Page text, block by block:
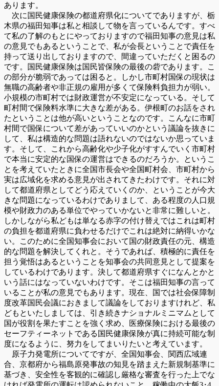
あります。
次に国民健康保険の都道府県化についてでありますが、栃
木県の福田知事は私と相談して物を言っているんです。すべ
て私の了解のもとにやっておりますので福田知事の意見は私
の意見でもあるということで、私が会長ということで責任を
持って送り出しておりますので、間違っていただくと困るの
です。国民健康保険は国民皆保険の最後の砦であります。こ
の部分が脆弱であっては困ると。しかし市町村国保の現状は
無職の高齢者や非正規の雇用が多くて保険料負担力が弱い。
小規模の市町村では財政運営が不安定になっている。そして
町村間で保険料水準に大きな差がある。伊根町のお話をされ
たということは他が高いということなのです。こんなに市町
村間で国保について差があっていいのかという議論を抜きに
して、私は構造的な問題は語れないのではないか思っていま
す。そして、これから高齢化や少子化がすすんでいく市町村
で本当に安定的な国保の運営はできるのだろうか。というこ
とを考えていたときに全国市長会や全国町村会、市町村から
実は広域化を求める意見が出されてきたわけです。それに対
して都道府県としてどう応えていくのか、ということが今大
きな問題になっているわけでありまして、ある程度の人口規
模や財政力のある単位でやっていかないと非常に難しいと。
しかしながら私どもは単なる赤字の付け替えではこれは町村
の負担を都道府県に負わせるだけでこれは絶対に納得いかな
い。このために全国知事会において国の財政責任の元、構造
的な問題を解決してくれと。そうであれば、積極的に責任を
担う覚悟はあるということを知事会の共同意見として提案を
しているわけであります。決して都道府県すぐになんとかと
いう話にはなっていないわけです。そこは福田知事の言って
いることが私の意見でもあります。現在、国では社会保障制
度改革国民会議におきまして議論をしておりますけれど、私
どもといたしましては、引き続きナショナルミニマムとして
国が役割を果たすことを強く求め、医療保険における最後の
セーフティーネットである国民健康保険が真に持続可能な制
度になるように、努力をしてまいりたいと考えています。
原子力発電所についてですが、全国知事会、関西広域連
合、京都府から福島原発事故の知見を踏まえた新規制基準に
基づき、安全性を客観的に確認し厳格な審査を行った上でな